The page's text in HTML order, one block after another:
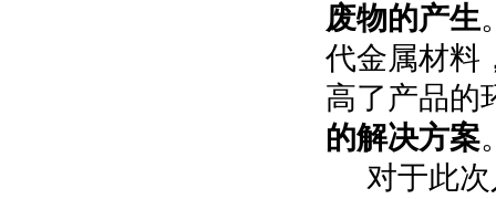
废物的产生
代金属材料
高了产品的
的解决方案
对于此